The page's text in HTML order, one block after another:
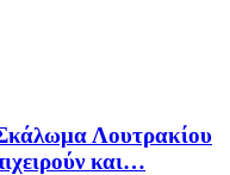
Λουτρακίου
και…